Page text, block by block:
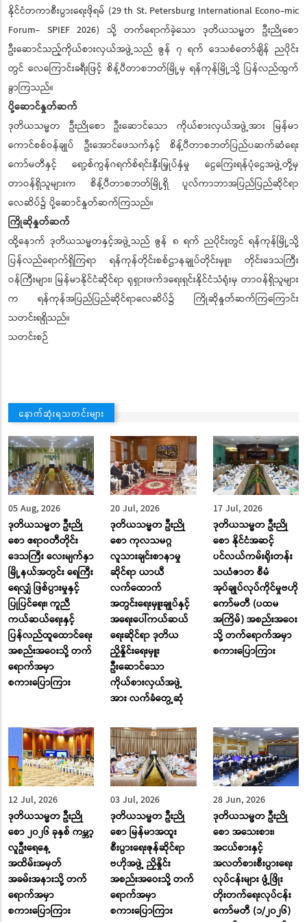
နိုင်ငံတကာစီးပွားရေးဖိုရမ် (29 th St. Petersburg International Econo-mic
Forum- SPIEF 2026) သို့ တက်ရောက်ခဲ့သော ဒုတိယသမ္မတ ဦးညိုစော
ဦးဆောင်သည့်ကိုယ်စားလှယ်အဖွဲ့သည် ဇွန် ၇ ရက် ဒေသစံတော်ချိန် ညပိုင်း
တွင် လေကြောင်းခရီးဖြင့် စိန့်ပီတာစဘတ်မြို့မှ ရန်ကုန်မြို့သို့ ပြန်လည်ထွက်
ခွာကြသည်။
ပို့ဆောင်နှုတ်ဆက်
ဒုတိယသမ္မတ ဦးညိုစော ဦးဆောင်သော ကိုယ်စားလှယ်အဖွဲ့အား မြန်မာ
ကောင်စစ်ဝန်ချုပ် ဦးအောင်ဖေသက်နှင့် စိန့်ပီတာစဘတ်ပြည်ပဆက်ဆံရေး
ကော်မတီနှင့် ရော့စ်ကွန်ဂရက်စ်ရင်းနှီးမြှုပ်နှံမှု ငွေကြေးရန်ပုံငွေအဖွဲ့တို့မှ
တာဝန်ရှိသူများက စိန့်ပီတာစဘတ်မြို့ရှိ ပူလ်ကာဘာအပြည်ပြည်ဆိုင်ရာ
လေဆိပ်၌ ပို့ဆောင်နှုတ်ဆက်ကြသည်။
ကြိုဆိုနှုတ်ဆက်
ထို့နောက် ဒုတိယသမ္မတနှင့်အဖွဲ့သည် ဇွန် ၈ ရက် ညပိုင်းတွင် ရန်ကုန်မြို့သို့
ပြန်လည်ရောက်ရှိကြရာ ရန်ကုန်တိုင်းစစ်ဌာနချုပ်တိုင်းမှူး၊ တိုင်းဒေသကြီး
ဝန်ကြီးများ၊ မြန်မာနိုင်ငံဆိုင်ရာ ရုရှားဖက်ဒရေးရှင်းနိုင်ငံသံရုံးမှ တာဝန်ရှိသူများ
က ရန်ကုန်အပြည်ပြည်ဆိုင်ရာလေဆိပ်၌ ကြိုဆိုနှုတ်ဆက်ကြကြောင်း
သတင်းရရှိသည်။
သတင်းစဉ်
နောက်ဆုံးရသတင်းများ
05 Aug, 2026
ဒုတိယသမ္မတ ဦးညို
စော ဧရာဝတီတိုင်း
ဒေသကြီး လေးမျက်နှာ
မြို့နယ်အတွင်း ရေကြီး
ရေလျှံ ဖြစ်ပွားမှုနှင့်
ပြုပြင်ရေး၊ ကူညီ
ကယ်ဆယ်ရေးနှင့်
ပြန်လည်ထူထောင်ရေး
အစည်းအဝေးသို့ တက်
ရောက်အမှာ
စကားပြောကြား
20 Jul, 2026
ဒုတိယသမ္မတ ဦးညို
စော ကုလသမဂ္ဂ
လူသားချင်းစာနာမှု
ဆိုင်ရာ ယာယီ
လက်ထောက်
အတွင်းရေးမှူးချုပ်နှင့်
အရေးပေါ်ကယ်ဆယ်
ရေးဆိုင်ရာ ဒုတိယ
ညှိနှိုင်းရေးမှူး
ဦးဆောင်သော
ကိုယ်စားလှယ်အဖွဲ့
အား လက်ခံတွေ့ဆုံ
17 Jul, 2026
ဒုတိယသမ္မတ ဦးညို
စော နိုင်ငံအဆင့်
ပင်လယ်ကမ်းရိုးတန်း
သယံဇာတ စီမံ
အုပ်ချုပ်လုပ်ကိုင်မှုဗဟို
ကော်မတီ (ပထမ
အကြိမ်) အစည်းအဝေး
သို့ တက်ရောက်အမှာ
စကားပြောကြား
12 Jul, 2026
ဒုတိယသမ္မတ ဦးညို
စော ၂၀၂၆ ခုနှစ် ကမ္ဘာ့
လူဦးရေနေ့
အထိမ်းအမှတ်
အခမ်းအနားသို့ တက်
ရောက်အမှာ
စကားပြောကြား
03 Jul, 2026
ဒုတိယသမ္မတ ဦးညို
စော မြန်မာအထူး
စီးပွားရေးဇုန်ဆိုင်ရာ
ဗဟိုအဖွဲ့ ညှိနှိုင်း
အစည်းအဝေးသို့ တက်
ရောက်အမှာ
စကားပြောကြား
28 Jun, 2026
ဒုတိယသမ္မတ ဦးညို
စော အသေးစား၊
အငယ်စားနှင့်
အလတ်စားစီးပွားရေး
လုပ်ငန်းများ ဖွံ့ဖြိုး
တိုးတက်ရေးလုပ်ငန်း
ကော်မတီ (၁/၂၀၂၆)